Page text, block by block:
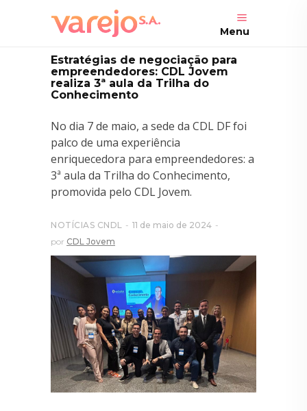
Menu
Estratégias de negociação para
empreendedores: CDL Jovem
realiza 3ª aula da Trilha do
Conhecimento
No dia 7 de maio, a sede da CDL DF foi
palco de uma experiência
enriquecedora para empreendedores: a
3ª aula da Trilha do Conhecimento,
promovida pelo CDL Jovem.
NOTÍCIAS CNDL
11 de maio de 2024
por CDL Jovem